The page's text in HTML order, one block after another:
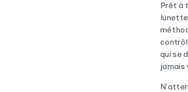
Prêt à
qui se
jamais